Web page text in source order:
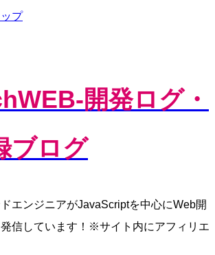
プ
開発ログ・
ブログ
エンジニアがJavaScriptを中心にWeb開
信しています！※サイト内にアフィリエ